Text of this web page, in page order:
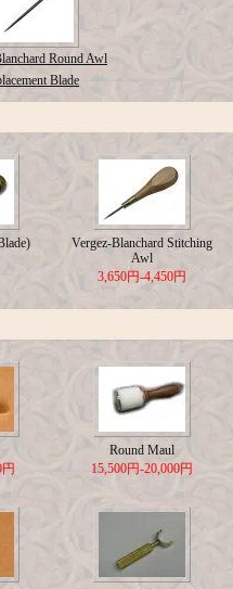
Round Awl
Blade
Vergez-Blanchard Stitching
Awl
3,650円-4,450円
Round Maul
15,500円-20,000円